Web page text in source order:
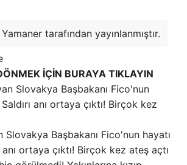
tarafından yayınlanmıştır.
İÇİN BURAYA TIKLAYIN
Slovakya Başbakanı Fico'nun hayatı
ortaya çıktı! Birçok kez ateş açtı